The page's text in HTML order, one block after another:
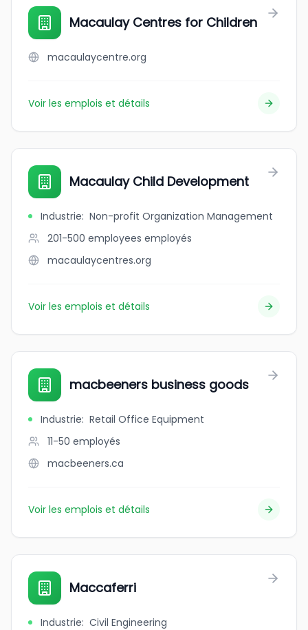
Macaulay Centres for Children
macaulaycentre.org
Voir les emplois et détails
Macaulay Child Development
Industrie: Non-profit Organization Management
201-500 employees employés
macaulaycentres.org
Voir les emplois et détails
macbeeners business goods
Industrie: Retail Office Equipment
11-50 employés
macbeeners.ca
Voir les emplois et détails
Maccaferri
Industrie: Civil Engineering